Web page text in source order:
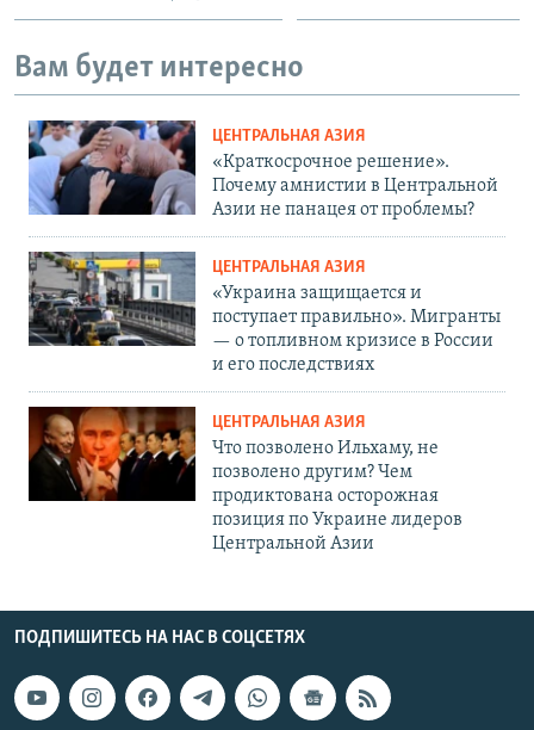
Вам будет интересно
ЦЕНТРАЛЬНАЯ АЗИЯ
«Краткосрочное решение».
Почему амнистии в Центральной
Азии не панацея от проблемы?
ЦЕНТРАЛЬНАЯ АЗИЯ
«Украина защищается и
поступает правильно». Мигранты
— о топливном кризисе в России
и его последствиях
ЦЕНТРАЛЬНАЯ АЗИЯ
Что позволено Ильхаму, не
позволено другим? Чем
продиктована осторожная
позиция по Украине лидеров
Центральной Азии
ПОДПИШИТЕСЬ НА НАС В СОЦСЕТЯХ